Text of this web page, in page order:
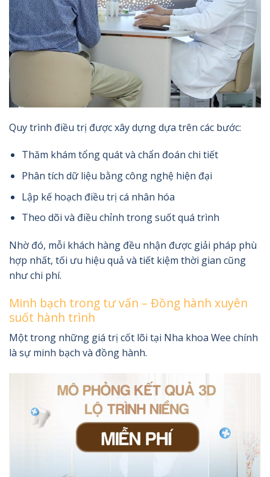
Quy trình điều trị được xây dựng dựa trên các bước:
Thăm khám tổng quát và chẩn đoán chi tiết
Phân tích dữ liệu bằng công nghệ hiện đại
Lập kế hoạch điều trị cá nhân hóa
Theo dõi và điều chỉnh trong suốt quá trình
Nhờ đó, mỗi khách hàng đều nhận được giải pháp phù
hợp nhất, tối ưu hiệu quả và tiết kiệm thời gian cũng
như chi phí.
Minh bạch trong tư vấn – Đồng hành xuyên
suốt hành trình
Một trong những giá trị cốt lõi tại Nha khoa Wee chính
là sự minh bạch và đồng hành.